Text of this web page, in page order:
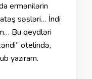
ermənilərin
atəş səsləri… İndi
Bu qeydləri
otelində,
yazıram.